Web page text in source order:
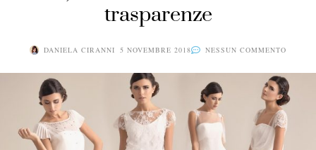
trasparenze
DANIELA CIRANNI 5 NOVEMBRE 2018 NESSUN COMMENTO